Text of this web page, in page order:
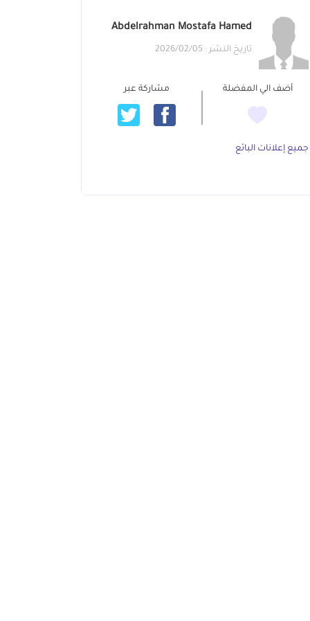
Abdelrahman Mostafa Hamed
تاريخ النشر : 2026/02/05
أضف الي المفضلة مشاركة عبر
جميع إعلانات البائع